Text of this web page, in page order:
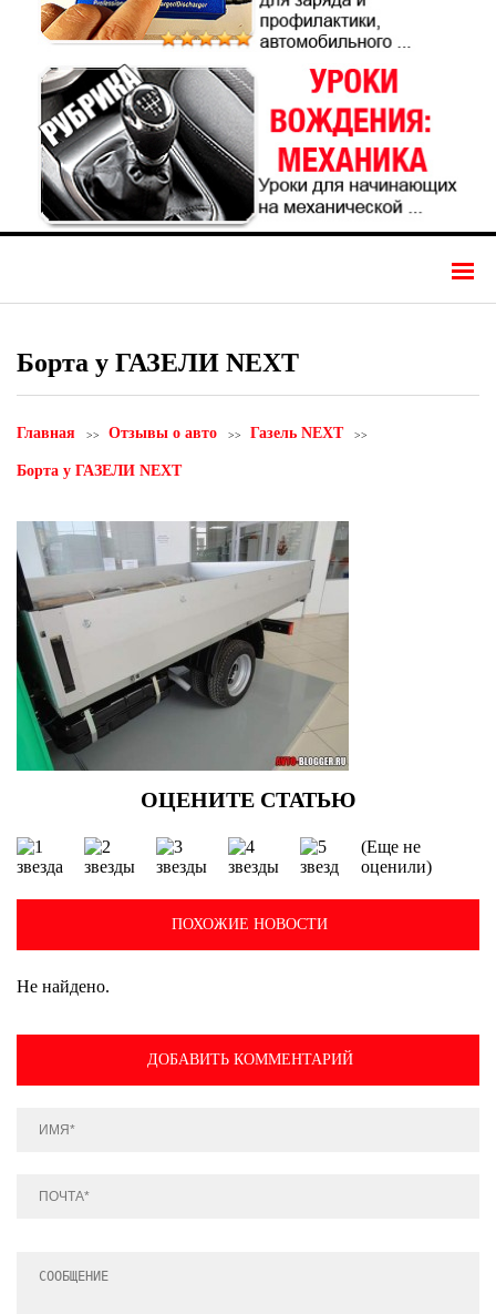
Борта у ГАЗЕЛИ NEXT
Главная Отзывы о авто Газель NEXT
Борта у ГАЗЕЛИ NEXT
(Еще не
оценили)
ПОХОЖИЕ НОВОСТИ
Не найдено.
ДОБАВИТЬ КОММЕНТАРИЙ